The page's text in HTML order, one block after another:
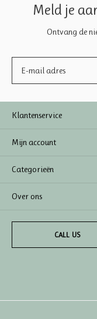
Meld je
Ontvang de
Klantenservice
Mijn account
Categorieën
Over ons
CALL US